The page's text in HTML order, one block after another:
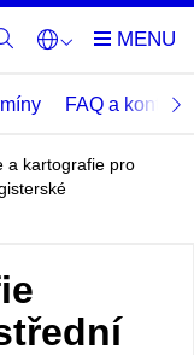
FAQ a kontakty
a kartografie pro